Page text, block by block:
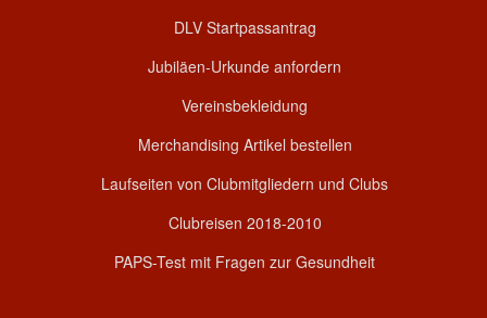
DLV Startpassantrag
Jubiläen-Urkunde anfordern
Vereinsbekleidung
Merchandising Artikel bestellen
Laufseiten von Clubmitgliedern und Clubs
Clubreisen 2018-2010
PAPS-Test mit Fragen zur Gesundheit